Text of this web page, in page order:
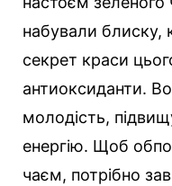
набували блиску,
секрет краси
антиоксиданти.
молодість,
енергію. Щоб
чаєм, потрібно